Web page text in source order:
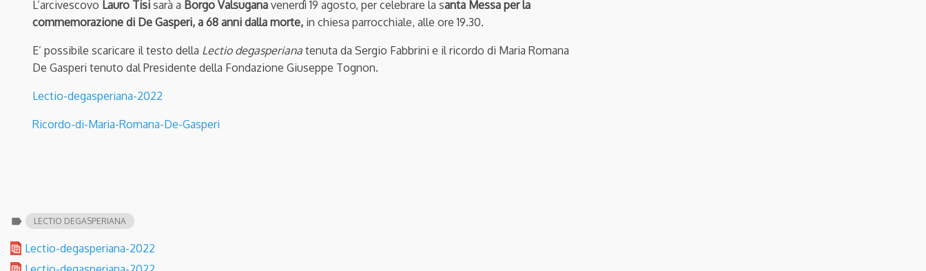
L’arcivescovo Lauro Tisi sarà a Borgo Valsugana venerdì 19 agosto, per celebrare la santa Messa per la
commemorazione di De Gasperi, a 68 anni dalla morte, in chiesa parrocchiale, alle ore 19.30.
E’ possibile scaricare il testo della Lectio degasperiana tenuta da Sergio Fabbrini e il ricordo di Maria Romana
De Gasperi tenuto dal Presidente della Fondazione Giuseppe Tognon.
Lectio-degasperiana-2022
Ricordo-di-Maria-Romana-De-Gasperi
label LECTIO DEGASPERIANA
Lectio-degasperiana-2022